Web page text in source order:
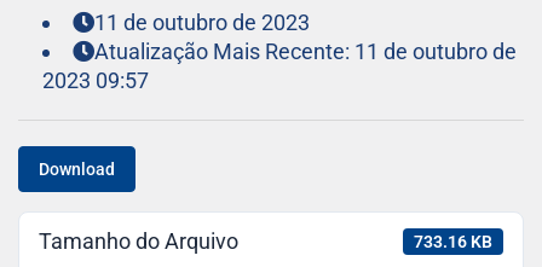
11 de outubro de 2023
Atualização Mais Recente: 11 de outubro de
2023 09:57
Download
Tamanho do Arquivo 733.16 KB